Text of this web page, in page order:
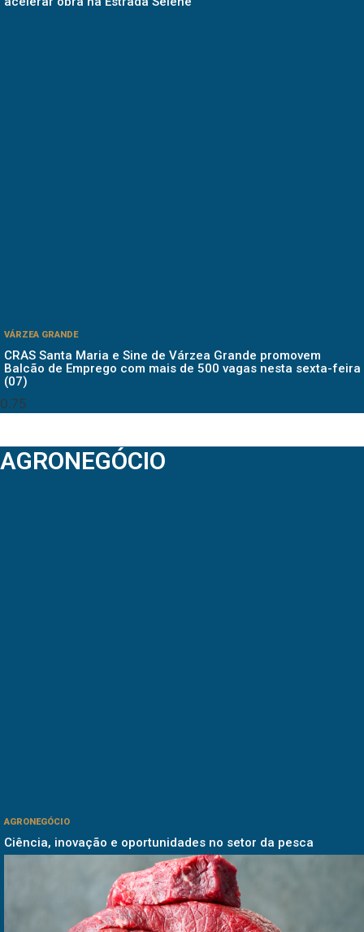
VÁRZEA GRANDE
CRAS Santa Maria e Sine de Várzea Grande promovem
Balcão de Emprego com mais de 500 vagas nesta sexta-feira
(07)
AGRONEGÓCIO
AGRONEGÓCIO
Ciência, inovação e oportunidades no setor da pesca